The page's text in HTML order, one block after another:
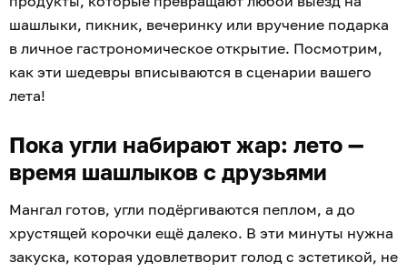
шашлыки, пикник, вечеринку или вручение подарка
в личное гастрономическое открытие. Посмотрим,
как эти шедевры вписываются в сценарии вашего
лета!
Пока угли набирают жар: лето —
время шашлыков с друзьями
Мангал готов, угли подёргиваются пеплом, а до
хрустящей корочки ещё далеко. В эти минуты нужна
закуска, которая удовлетворит голод с эстетикой, не